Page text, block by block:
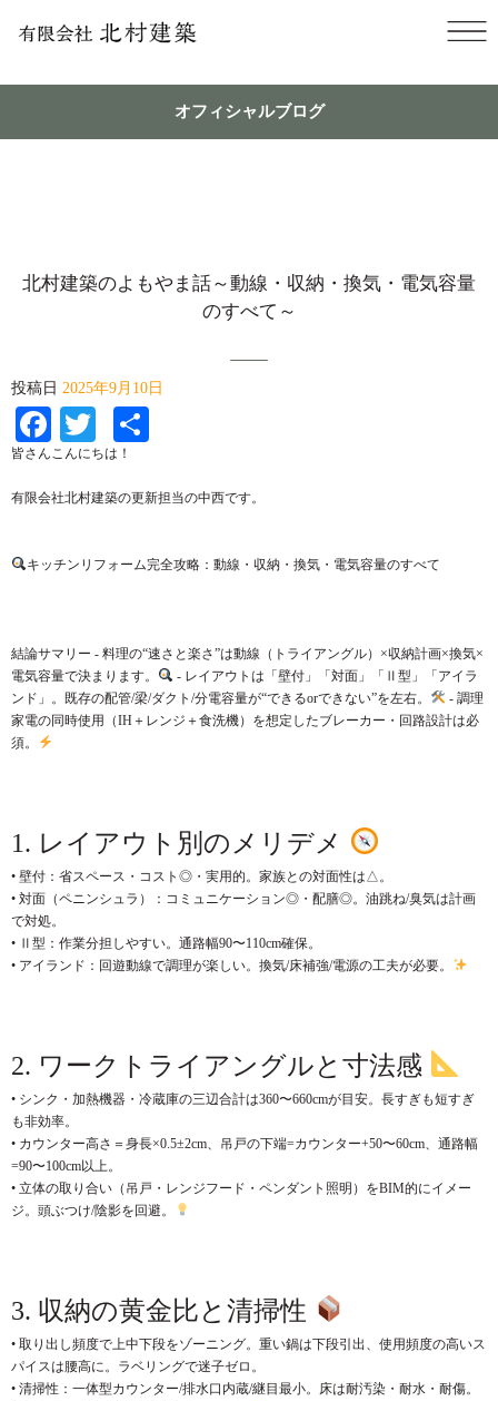
オフィシャルブログ
北村建築のよもやま話～動線・収納・換気・電気容量
のすべて～
投稿日 2025年9月10日
Facebook
Twitter
皆さんこんにちは！
有限会社北村建築の更新担当の中西です。
キッチンリフォーム完全攻略：動線・収納・換気・電気容量のすべて
結論サマリー - 料理の“速さと楽さ”は動線（トライアングル）×収納計画×換気×
電気容量で決まります。
- レイアウトは「壁付」「対面」「Ⅱ型」「アイラ
ンド」。既存の配管/梁/ダクト/分電容量が“できるorできない”を左右。
- 調理
家電の同時使用（IH＋レンジ＋食洗機）を想定したブレーカー・回路設計は必
須。
1. レイアウト別のメリデメ
• 壁付：省スペース・コスト◎・実用的。家族との対面性は△。
• 対面（ペニンシュラ）：コミュニケーション◎・配膳◎。油跳ね/臭気は計画
で対処。
• Ⅱ型：作業分担しやすい。通路幅90〜110cm確保。
• アイランド：回遊動線で調理が楽しい。換気/床補強/電源の工夫が必要。
2. ワークトライアングルと寸法感
• シンク・加熱機器・冷蔵庫の三辺合計は360〜660cmが目安。長すぎも短すぎ
も非効率。
• カウンター高さ＝身長×0.5±2cm、吊戸の下端=カウンター+50〜60cm、通路幅
=90〜100cm以上。
• 立体の取り合い（吊戸・レンジフード・ペンダント照明）をBIM的にイメー
ジ。頭ぶつけ/陰影を回避。
3. 収納の黄金比と清掃性
• 取り出し頻度で上中下段をゾーニング。重い鍋は下段引出、使用頻度の高いス
パイスは腰高に。ラベリングで迷子ゼロ。
• 清掃性：一体型カウンター/排水口内蔵/継目最小。床は耐汚染・耐水・耐傷。